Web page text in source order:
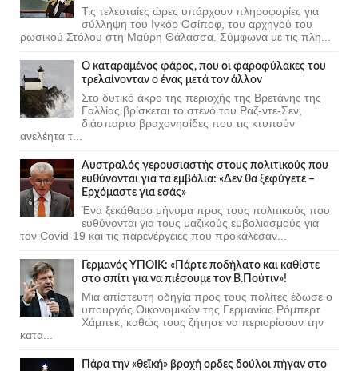
Τις τελευταίες ώρες υπάρχουν πληροφορίες για
σύλληψη του Ιγκόρ Οσίποφ, του αρχηγού του
ρωσικού Στόλου στη Μαύρη Θάλασσα. Σύμφωνα με τις πλη...
Ο καταραμένος φάρος, που οι φαροφύλακες του
τρελαίνονταν ο ένας μετά τον άλλον
Στο δυτικό άκρο της περιοχής της Βρετάνης της
Γαλλίας βρίσκεται το στενό του Ραζ-ντε-Σεν,
διάσπαρτο βραχονησίδες που τις κτυπούν
ανελέητα τ...
Αυστραλός γερουσιαστής στους πολιτικούς που
ευθύνονται για τα εμβόλια: «Δεν θα ξεφύγετε –
Ερχόμαστε για εσάς»
Ένα ξεκάθαρο μήνυμα προς τους πολιτικούς που
ευθύνονται για τους μαζικούς εμβολιασμούς για
τον Covid-19 και τις παρενέργειες που προκάλεσαν...
Γερμανός ΥΠΟΙΚ: «Πάρτε ποδήλατο και καθίστε
στο σπίτι για να πιέσουμε τον Β.Πούτιν»!
Μια απίστευτη οδηγία προς τους πολίτες έδωσε ο
υπουργός Οικονομικών της Γερμανίας Ρόμπερτ
Χάμπεκ, καθώς τους ζήτησε να περιορίσουν την
κατα...
Πάρα την «θεϊκή» βροχή ορδες δούλοι πήγαν στο